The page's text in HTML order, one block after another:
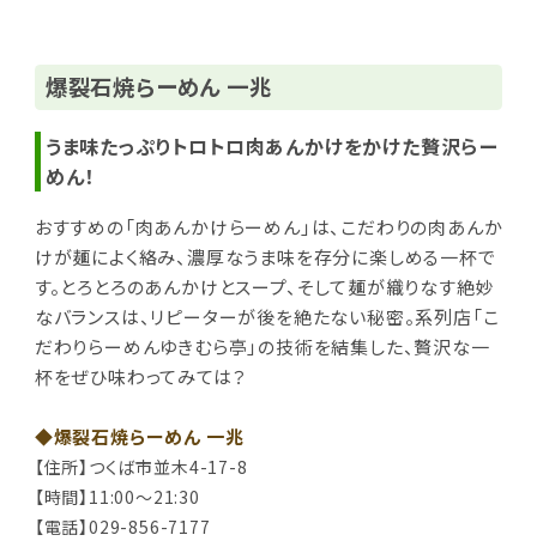
爆裂石焼らーめん 一兆
うま味たっぷりトロトロ肉あんかけをかけた贅沢らー
めん！
おすすめの「肉あんかけらーめん」は、 こだわりの肉あんか
けが麺によく絡み、濃厚なうま味を存分に楽しめる一杯で
す。 とろとろのあんかけとスープ、そして麺が織りなす絶妙
なバランスは、リピーターが後を絶たない秘密。系列店「こ
だわりらーめんゆきむら亭」の技術を結集した、贅沢な一
杯をぜひ味わってみては？
◆爆裂石焼らーめん 一兆
【住所】つくば市並木4-17-8
【時間】11:00～21:30
【電話】029-856-7177